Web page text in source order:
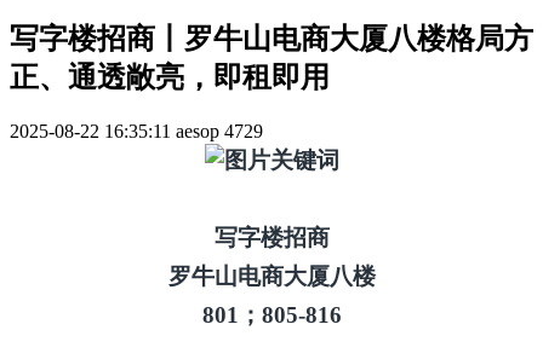
写字楼招商丨罗牛山电商大厦八楼格局方
正、通透敞亮，即租即用
2025-08-22 16:35:11 aesop 4729
写字楼招商
罗牛山电商大厦八楼
801 ； 805-816